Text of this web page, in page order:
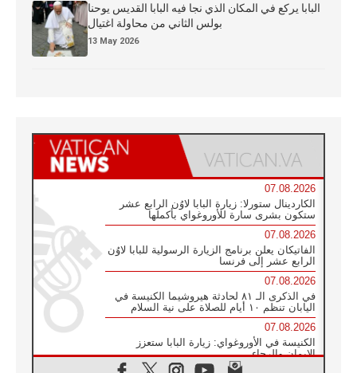
البابا يركع في المكان الذي نجا فيه البابا القديس يوحنا
بولس الثاني من محاولة اغتيال
13 May 2026
07.08.2026
الكاردينال ستورلا: زيارة البابا لاوُن الرابع عشر
ستكون بشرى سارة للأوروغواي بأكملها
07.08.2026
الفاتيكان يعلن برنامج الزيارة الرسولية للبابا لاوُن
الرابع عشر إلى فرنسا
07.08.2026
في الذكرى الـ ٨١ لحادثة هيروشيما الكنيسة في
اليابان تنظم ١٠ أيام للصلاة على نية السلام
07.08.2026
الكنيسة في الأوروغواي: زيارة البابا ستعزز
الإيمان والرجاء